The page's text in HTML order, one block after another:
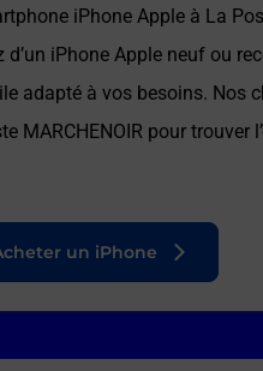
iPhone Apple à La
d’un iPhone Apple neuf ou
adapté à vos besoins. Nos
MARCHENOIR pour trouver
un iPhone